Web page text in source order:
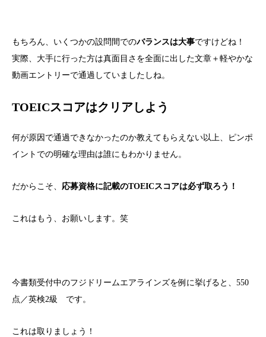
もちろん、いくつかの設問間でのバランスは大事ですけどね！
実際、大手に行った方は真面目さを全面に出した文章＋軽やかな
動画エントリーで通過していましたしね。
TOEICスコアはクリアしよう
何が原因で通過できなかったのか教えてもらえない以上、ピンポ
イントでの明確な理由は誰にもわかりません。
だからこそ、 応募資格に記載のTOEICスコアは必ず取ろう！
これはもう、お願いします。笑
今書類受付中のフジドリームエアラインズを例に挙げると、550
点／英検2級 です。
これは取りましょう！